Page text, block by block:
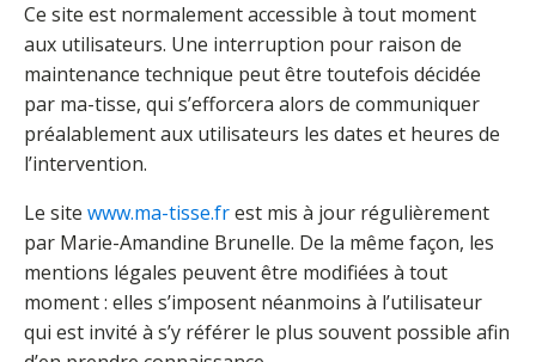
Ce site est normalement accessible à tout moment
aux utilisateurs. Une interruption pour raison de
maintenance technique peut être toutefois décidée
par ma-tisse, qui s’efforcera alors de communiquer
préalablement aux utilisateurs les dates et heures de
l’intervention.
Le site www.ma-tisse.frest mis à jour régulièrement
par Marie-Amandine Brunelle. De la même façon, les
mentions légales peuvent être modifiées à tout
moment : elles s’imposent néanmoins à l’utilisateur
qui est invité à s’y référer le plus souvent possible afin